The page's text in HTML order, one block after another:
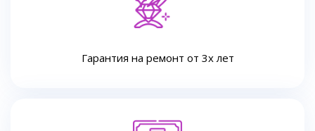
Гарантия на ремонт от 3х лет